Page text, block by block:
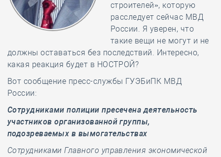
строителей», которую
расследует сейчас МВД
России. Я уверен, что
такие вещи не могут и не
должны оставаться без последствий. Интересно,
какая реакция будет в НОСТРОЙ?
Вот сообщение пресс-службы ГУЭБиПК МВД
России:
Сотрудниками полиции пресечена деятельность
участников организованной группы,
подозреваемых в вымогательствах
Сотрудниками Главного управления экономической